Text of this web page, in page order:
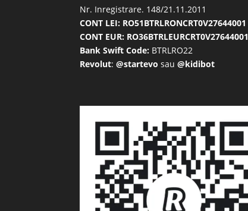
Nr. Inregistrare. 148/21.11.2011
CONT LEI: RO51BTRLRONCRT0V27644001
CONT EUR: RO36BTRLEURCRT0V27644001
Bank Swift Code: BTRLRO22
Revolut:@startevo sau@kidibot